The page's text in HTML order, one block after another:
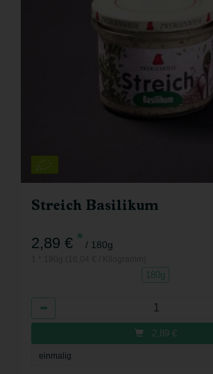
Streich Basilikum
2,89 € * / 180g
180g
2,89 €